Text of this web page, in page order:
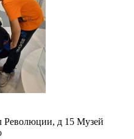
Революции, д 15 Музей